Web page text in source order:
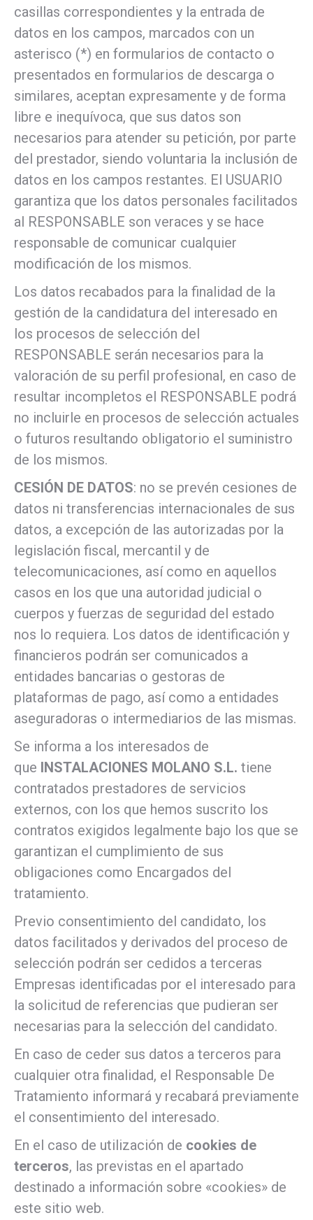
casillas correspondientes y la entrada de
datos en los campos, marcados con un
asterisco (*) en formularios de contacto o
presentados en formularios de descarga o
similares, aceptan expresamente y de forma
libre e inequívoca, que sus datos son
necesarios para atender su petición, por parte
del prestador, siendo voluntaria la inclusión de
datos en los campos restantes. El USUARIO
garantiza que los datos personales facilitados
al RESPONSABLE son veraces y se hace
responsable de comunicar cualquier
modificación de los mismos.
Los datos recabados para la finalidad de la
gestión de la candidatura del interesado en
los procesos de selección del
RESPONSABLE serán necesarios para la
valoración de su perfil profesional, en caso de
resultar incompletos el RESPONSABLE podrá
no incluirle en procesos de selección actuales
o futuros resultando obligatorio el suministro
de los mismos.
CESIÓN DE DATOS: no se prevén cesiones de
datos ni transferencias internacionales de sus
datos, a excepción de las autorizadas por la
legislación fiscal, mercantil y de
telecomunicaciones, así como en aquellos
casos en los que una autoridad judicial o
cuerpos y fuerzas de seguridad del estado
nos lo requiera. Los datos de identificación y
financieros podrán ser comunicados a
entidades bancarias o gestoras de
plataformas de pago, así como a entidades
aseguradoras o intermediarios de las mismas.
Se informa a los interesados de
que INSTALACIONES MOLANO S.L. tiene
contratados prestadores de servicios
externos, con los que hemos suscrito los
contratos exigidos legalmente bajo los que se
garantizan el cumplimiento de sus
obligaciones como Encargados del
tratamiento.
Previo consentimiento del candidato, los
datos facilitados y derivados del proceso de
selección podrán ser cedidos a terceras
Empresas identificadas por el interesado para
la solicitud de referencias que pudieran ser
necesarias para la selección del candidato.
En caso de ceder sus datos a terceros para
cualquier otra finalidad, el Responsable De
Tratamiento informará y recabará previamente
el consentimiento del interesado.
En el caso de utilización de cookies de
terceros, las previstas en el apartado
destinado a información sobre «cookies» de
este sitio web.